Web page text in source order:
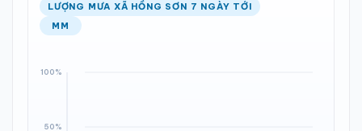
LƯỢNG MƯA XÃ HỒNG SƠN 7 NGÀY TỚI
MM